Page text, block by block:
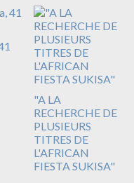
"A LA
RECHERCHE DE
PLUSIEURS
TITRES DE
L'AFRICAN
FIESTA SUKISA"